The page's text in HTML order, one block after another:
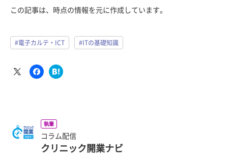
この記事は、時点の情報を元に作成しています。
#電子カルテ・ICT #ITの基礎知識
執筆
コラム配信
クリニック開業ナビ